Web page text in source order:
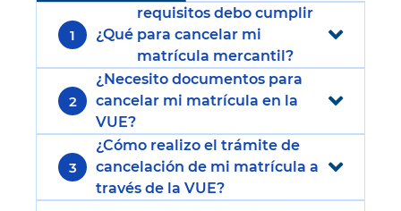
1 ¿Qué
requisitos debo cumplir
para cancelar mi
matrícula mercantil?
2
¿Necesito documentos para
cancelar mi matrícula en la
VUE?
3
¿Cómo realizo el trámite de
cancelación de mi matrícula a
través de la VUE?